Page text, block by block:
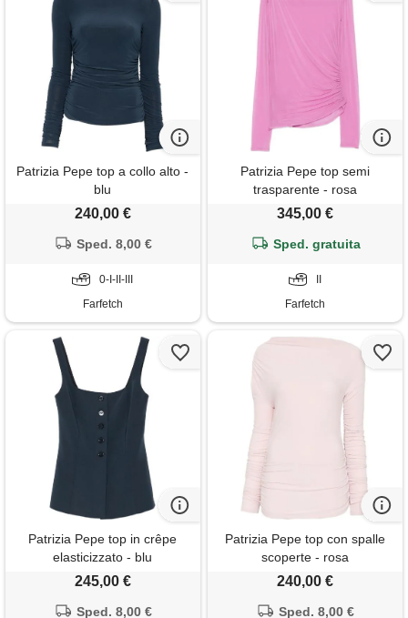
Patrizia Pepe top a collo alto -
blu
240,00 €
Sped. 8,00 €
0-I-II-III
Farfetch
Patrizia Pepe top semi
trasparente - rosa
345,00 €
Sped. gratuita
Farfetch
Patrizia Pepe top in crêpe
elasticizzato - blu
245,00 €
Sped. 8,00 €
Patrizia Pepe top con spalle
scoperte - rosa
240,00 €
Sped. 8,00 €